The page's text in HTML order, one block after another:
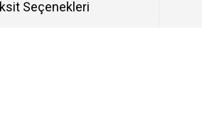
Seçenekleri